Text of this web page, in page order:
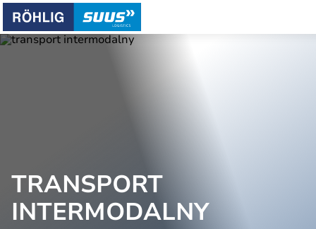
TRANSPORT
INTERMODALNY